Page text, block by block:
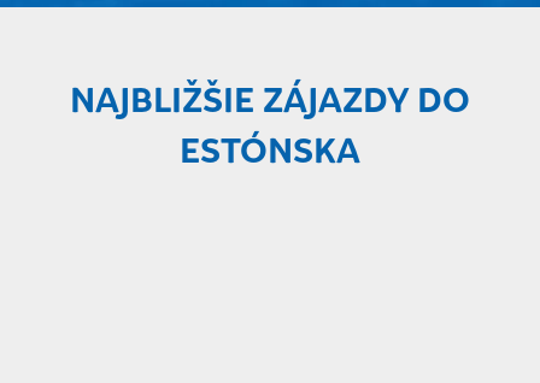
NAJBLIŽŠIE ZÁJAZDY DO
ESTÓNSKA